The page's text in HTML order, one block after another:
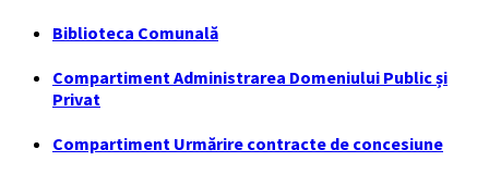
Biblioteca Comunală
Compartiment Administrarea Domeniului Public și
Privat
Compartiment Urmărire contracte de concesiune